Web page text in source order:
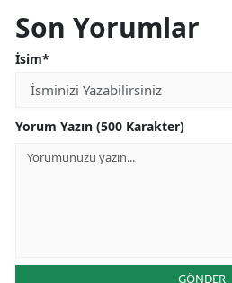
Son Yorumlar
İsim*
Yorum Yazın (500 Karakter)
GÖNDER